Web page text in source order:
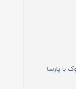
با پارسا